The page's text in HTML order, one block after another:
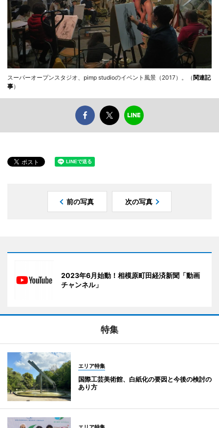
スーパーオープンスタジオ、pimp studioのイベント風景（2017）。（関連記
事）
前の写真 次の写真
2023年6月始動！相模原町田経済新聞「動画
チャンネル」
特集
エリア特集
国際工芸美術館、白紙化の要因と今後の検討の
あり方